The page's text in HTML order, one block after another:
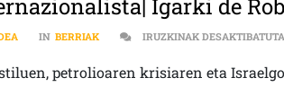
Igarki de
IN BERRIAK IRUZKINAK
petrolioaren krisiaren eta